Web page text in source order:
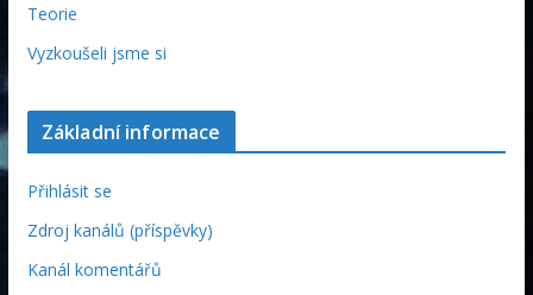
Teorie
Vyzkoušeli jsme si
Základní informace
Přihlásit se
Zdroj kanálů (příspěvky)
Kanál komentářů